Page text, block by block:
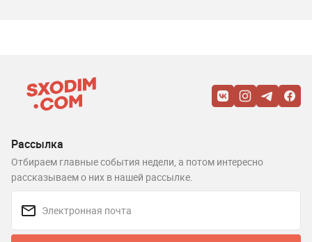
Рассылка
Отбираем главные события недели, а потом интересно
рассказываем о них в нашей рассылке.